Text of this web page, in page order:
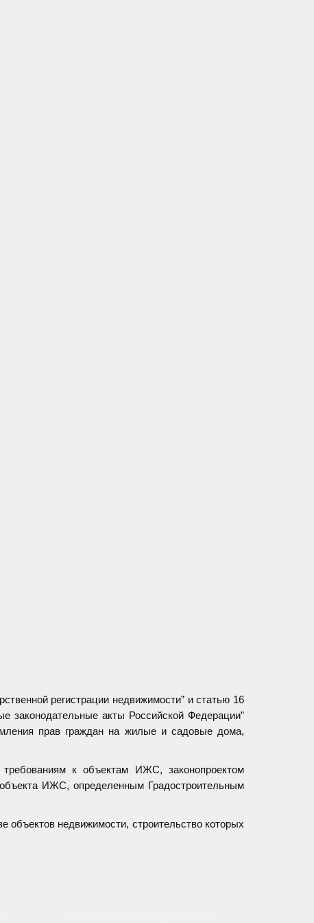
регистрации недвижимости” и статью 16
законодательные акты Российской Федерации”
прав граждан на жилые и садовые дома,
к объектам ИЖС, законопроектом
ИЖС, определенным Градостроительным
объектов недвижимости, строительство которых